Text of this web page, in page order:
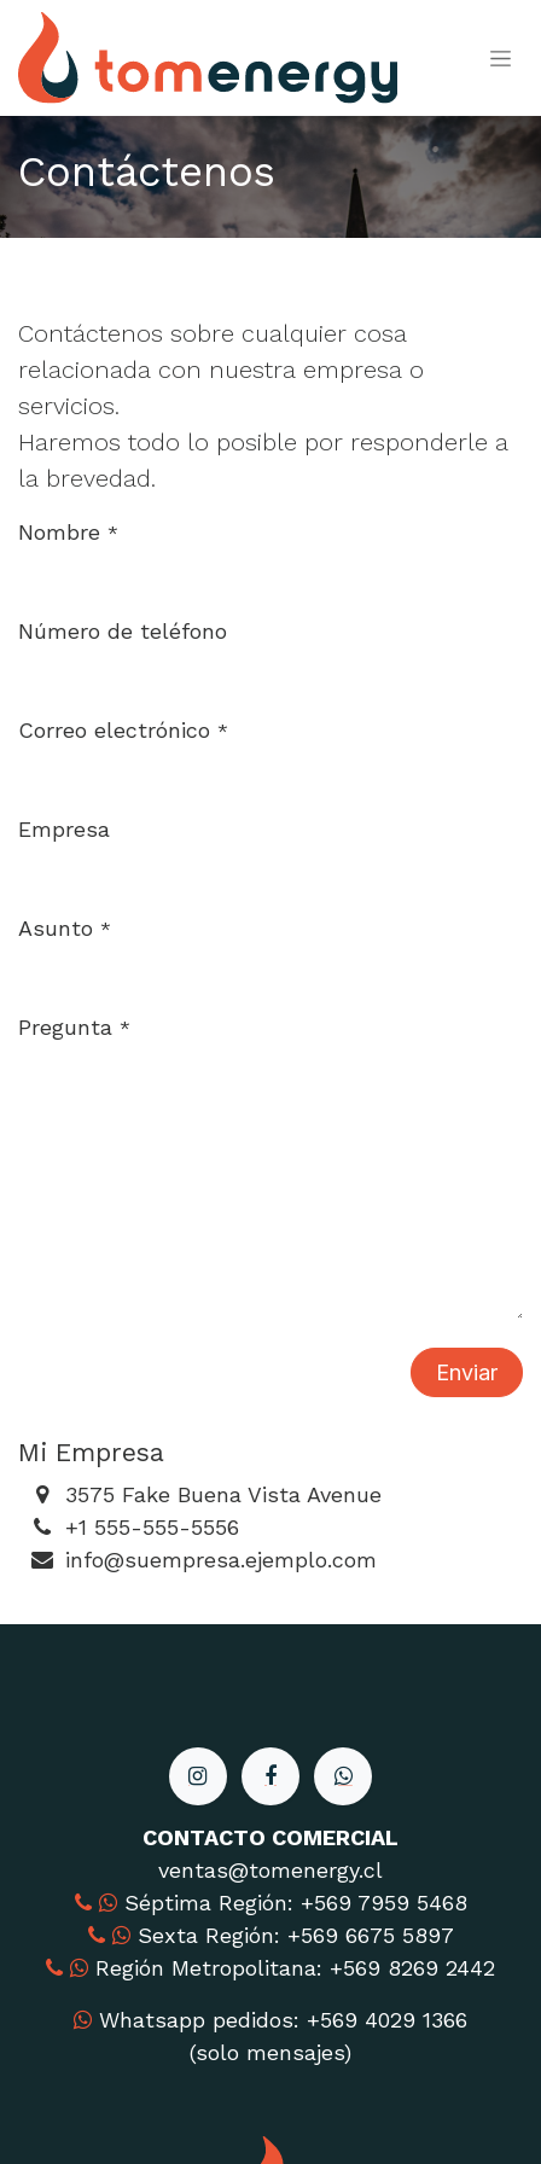
Ir al contenido
Contáctenos
Contáctenos sobre cualquier cosa
relacionada con nuestra empresa o
servicios.
Haremos todo lo posible por responderle a
la brevedad.
Nombre *
Número de teléfono
Correo electrónico *
Empresa
Asunto *
Pregunta *
Enviar
Mi Empresa
3575 Fake Buena Vista Avenue
+1 555-555-5556
info@suempresa.ejemplo.com
CONTACTO COMERCIAL
ventas@tomenergy.cl
Séptima Región: ‪+569 7959 5468
Sexta Región: ‪+569 6675 5897‬
Región Metropolitana: ‪+569 8269 2442
Whatsapp pedidos: +569 4029 1366
(solo mensajes)